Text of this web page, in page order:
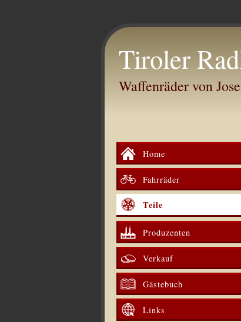
Tiroler
Waffenräder von
Home
Fahrräder
Teile
Produzenten
Verkauf
Gästebuch
Links